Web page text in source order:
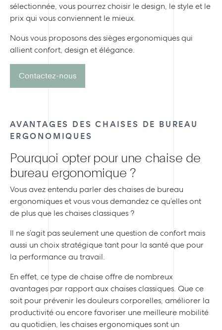
sélectionnée, vous pourrez choisir le design, le style et le
prix qui vous conviennent le mieux.
Nous vous proposons des sièges ergonomiques qui
allient confort, design et élégance.
AVANTAGES DES CHAISES DE BUREAU
ERGONOMIQUES
Pourquoi opter pour une chaise de
bureau ergonomique ?
Vous avez entendu parler des chaises de bureau
ergonomiques et vous vous demandez ce qu’elles ont
de plus que les chaises classiques ?
Il ne s’agit pas seulement une question de confort mais
aussi un choix stratégique tant pour la santé que pour
la performance au travail.
En effet, ce type de chaise offre de nombreux
avantages par rapport aux chaises classiques. Que ce
soit pour prévenir les douleurs corporelles, améliorer la
productivité ou encore favoriser une meilleure mobilité
au quotidien, les chaises ergonomiques sont un